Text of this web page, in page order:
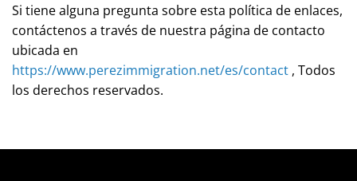
Si tiene alguna pregunta sobre esta política de enlaces,
contáctenos a través de nuestra página de contacto
ubicada en
https://www.perezimmigration.net/es/contact , Todos
los derechos reservados.